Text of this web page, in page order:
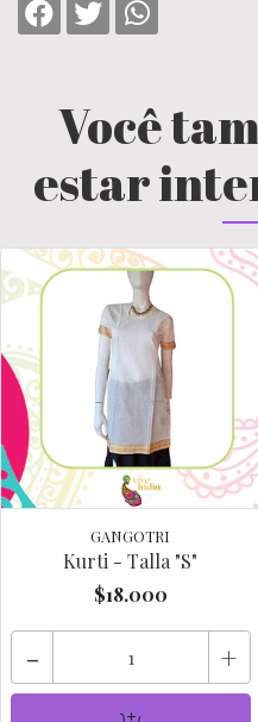
Você
estar
GANGOTRI
Kurti - Talla "S"
$18.000
- +